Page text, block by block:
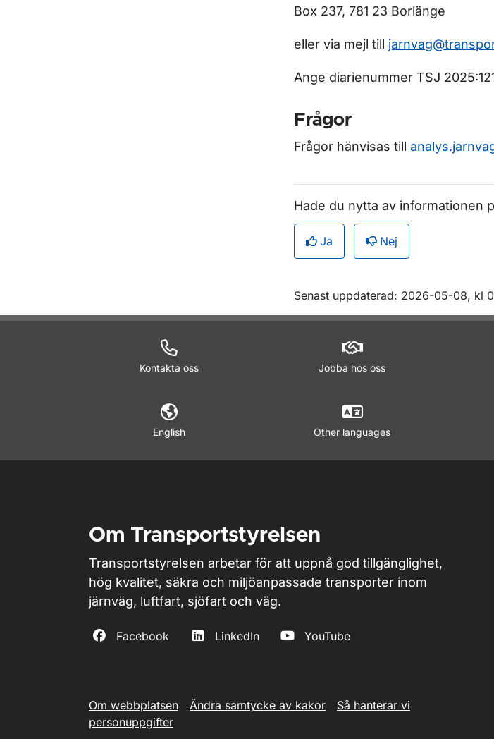
Box 237, 781 23 Borlänge
eller via mejl till
Ange diarienummer TSJ
Frågor
Frågor hänvisas till
Hade du nytta av informationen
Ja Nej
Om sidan
Senast uppdaterad: 2026-05-08, kl
Kontakta oss Jobba hos oss
English Other languages
Om Transportstyrelsen
Transportstyrelsen arbetar för att uppnå god tillgänglighet,
hög kvalitet, säkra och miljöanpassade transporter inom
järnväg, luftfart, sjöfart och väg.
Facebook LinkedIn YouTube
Om webbplatsen Ändra samtycke av kakor
Så hanterar vi
personuppgifter